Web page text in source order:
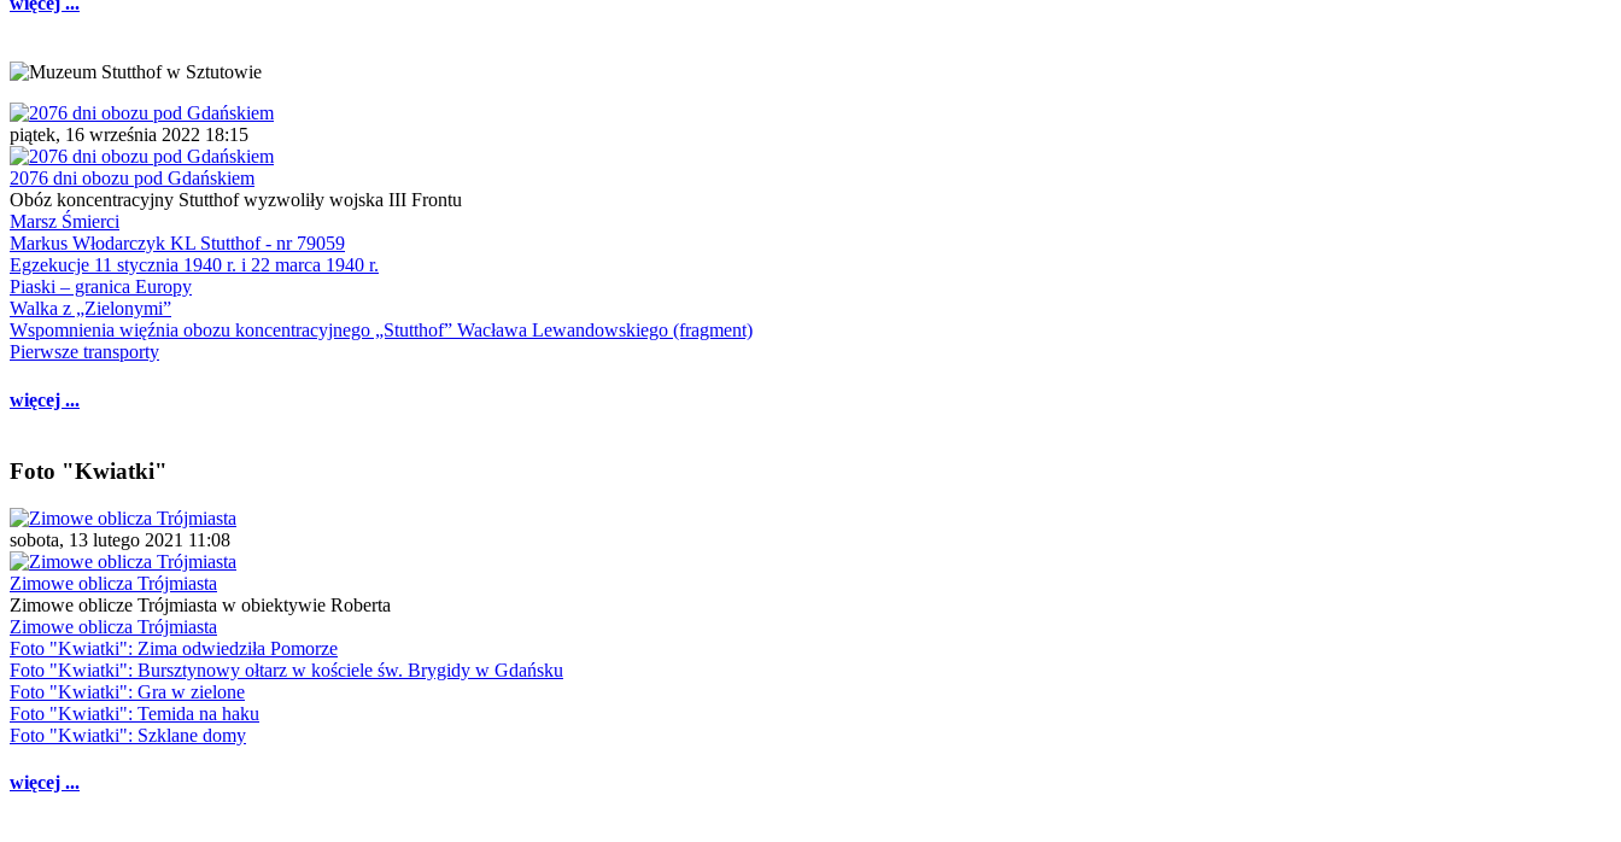
piątek, 16 września 2022 18:15
2076 dni obozu pod Gdańskiem
Obóz koncentracyjny Stutthof wyzwoliły wojska III Frontu
Marsz Śmierci
Markus Włodarczyk KL Stutthof - nr 79059
Egzekucje 11 stycznia 1940 r. i 22 marca 1940 r.
Piaski – granica Europy
Walka z „Zielonymi”
Wspomnienia więźnia obozu koncentracyjnego „Stutthof” Wacława Lewandowskiego (fragment)
Pierwsze transporty
więcej ...
Foto "Kwiatki"
sobota, 13 lutego 2021 11:08
Zimowe oblicza Trójmiasta
Zimowe oblicze Trójmiasta w obiektywie Roberta
Zimowe oblicza Trójmiasta
Foto "Kwiatki": Zima odwiedziła Pomorze
Foto "Kwiatki": Bursztynowy ołtarz w kościele św. Brygidy w Gdańsku
Foto "Kwiatki": Gra w zielone
Foto "Kwiatki": Temida na haku
Foto "Kwiatki": Szklane domy
więcej ...